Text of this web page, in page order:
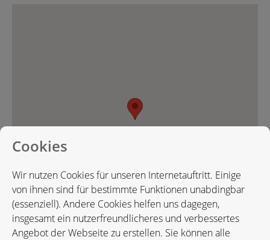
Cookies
Wir nutzen Cookies für unseren Internetauftritt. Einige
von ihnen sind für bestimmte Funktionen unabdingbar
(essenziell). Andere Cookies helfen uns dagegen,
insgesamt ein nutzerfreundlicheres und verbessertes
Angebot der Webseite zu erstellen. Sie können alle